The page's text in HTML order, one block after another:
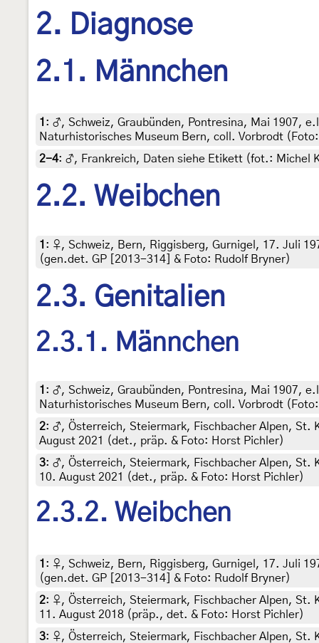
2. Diagnose
2.1. Männchen
1 : ♂, Schweiz, Graubünden, Pontresina, Mai 1907,
Naturhistorisches Museum Bern, coll. Vorbrodt
2-4: ♂, Frankreich, Daten siehe Etikett (fot.: Michel
2.2. Weibchen
1 : ♀, Schweiz, Bern, Riggisberg, Gurnigel, 17. Juli
(gen.det. GP [2013-314] & Foto: Rudolf Bryner)
2.3. Genitalien
2.3.1. Männchen
1 : ♂, Schweiz, Graubünden, Pontresina, Mai 1907,
Naturhistorisches Museum Bern, coll. Vorbrodt
2: ♂, Österreich, Steiermark, Fischbacher Alpen, St.
August 2021 (det., präp. & Foto: Horst Pichler)
3: ♂, Österreich, Steiermark, Fischbacher Alpen, St.
10. August 2021 (det., präp. & Foto: Horst Pichler)
2.3.2. Weibchen
1 : ♀, Schweiz, Bern, Riggisberg, Gurnigel, 17. Juli
(gen.det. GP [2013-314] & Foto: Rudolf Bryner)
2: ♀, Österreich, Steiermark, Fischbacher Alpen, St.
11. August 2018 (präp., det. & Foto: Horst Pichler)
3: ♀, Österreich, Steiermark, Fischbacher Alpen, St.